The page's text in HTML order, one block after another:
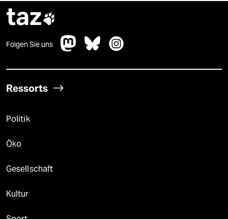
taz
Folgen Sie uns
Ressorts
Politik
Öko
Gesellschaft
Kultur